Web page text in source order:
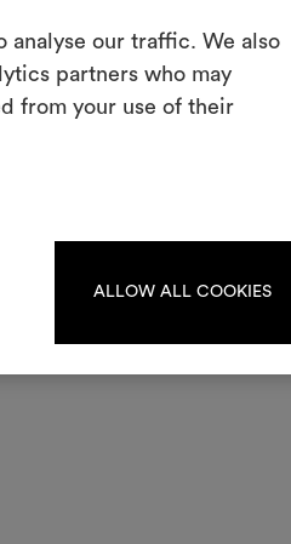
analyse our traffic. We also
partners who may
from your use of their
ALLOW ALL COOKIES
Tool, mit dem Sie Ihre Ideen zum
und mit anderen teilen können,
zu erstellen oder
oder registrieren Sie sich.